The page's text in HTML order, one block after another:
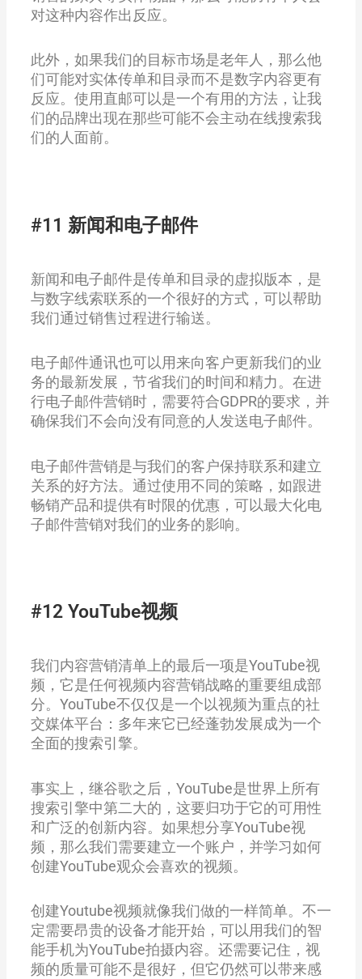
对这种内容作出反应。
此外，如果我们的目标市场是老年人，那么他
们可能对实体传单和目录而不是数字内容更有
反应。使用直邮可以是一个有用的方法，让我
们的品牌出现在那些可能不会主动在线搜索我
们的人面前。
#11 新闻和电子邮件
新闻和电子邮件是传单和目录的虚拟版本，是
与数字线索联系的一个很好的方式，可以帮助
我们通过销售过程进行输送。
电子邮件通讯也可以用来向客户更新我们的业
务的最新发展，节省我们的时间和精力。在进
行电子邮件营销时，需要符合GDPR的要求，并
确保我们不会向没有同意的人发送电子邮件。
电子邮件营销是与我们的客户保持联系和建立
关系的好方法。通过使用不同的策略，如跟进
畅销产品和提供有时限的优惠，可以最大化电
子邮件营销对我们的业务的影响。
#12 YouTube视频
我们内容营销清单上的最后一项是YouTube视
频，它是任何视频内容营销战略的重要组成部
分。YouTube不仅仅是一个以视频为重点的社
交媒体平台：多年来它已经蓬勃发展成为一个
全面的搜索引擎。
事实上，继谷歌之后，YouTube是世界上所有
搜索引擎中第二大的，这要归功于它的可用性
和广泛的创新内容。如果想分享YouTube视
频，那么我们需要建立一个账户，并学习如何
创建YouTube观众会喜欢的视频。
创建Youtube视频就像我们做的一样简单。不一
定需要昂贵的设备才能开始，可以用我们的智
能手机为YouTube拍摄内容。还需要记住，视
频的质量可能不是很好，但它仍然可以带来感